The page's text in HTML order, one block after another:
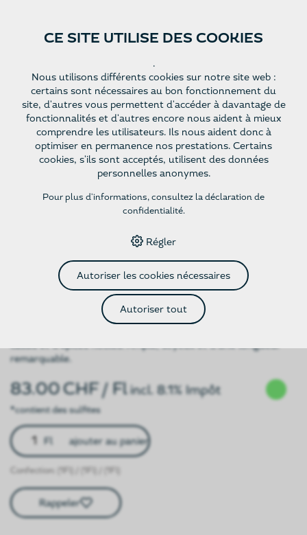
s
HOME › E-SHOP › ROTWEINE › SÉLECTION MERLOT - AOC
VALAIS - JG 2022
Sélection Merlot - AOC
Valais - JG 2022
Corsé, harmonieux, complexe,
puissant, rond, texture soyeuse
remarquable.
83.00CHF/ Flincl. 8.1% Impôt
*contient des sulfites
Fl ajouter au panier
Confection: (1Fl) / (1Fl) / (1Fl)
Rappeler
CE SITE UTILISE DES COOKIES
.
Nous utilisons différents cookies sur notre site web :
certains sont nécessaires au bon fonctionnement du
site, d'autres vous permettent d'accéder à davantage de
fonctionnalités et d'autres encore nous aident à mieux
comprendre les utilisateurs. Ils nous aident donc à
optimiser en permanence nos prestations. Certains
cookies, s'ils sont acceptés, utilisent des données
personnelles anonymes.
Pour plus d'informations, consultez la déclaration de
confidentialité.
Régler
Autoriser les cookies nécessaires
Autoriser tout